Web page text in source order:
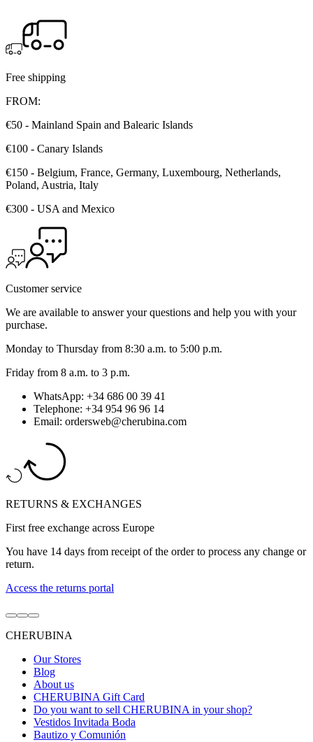
Free shipping
FROM:
€50 - Mainland Spain and Balearic Islands
€100 - Canary Islands
€150 - Belgium, France, Germany, Luxembourg, Netherlands,
Poland, Austria, Italy
€300 - USA and Mexico
Customer service
We are available to answer your questions and help you with your
purchase.
Monday to Thursday from 8:30 a.m. to 5:00 p.m.
Friday from 8 a.m. to 3 p.m.
WhatsApp: +34 686 00 39 41
Telephone: +34 954 96 96 14
Email: ordersweb@cherubina.com
RETURNS & EXCHANGES
First free exchange across Europe
You have 14 days from receipt of the order to process any change or
return.
Access the returns portal
Go
to
item
Go
to
item
Go
to
item
CHERUBINA
Our Stores
Blog
About us
CHERUBINA Gift Card
Do you want to sell CHERUBINA in your shop?
Vestidos Invitada Boda
Bautizo y Comunión